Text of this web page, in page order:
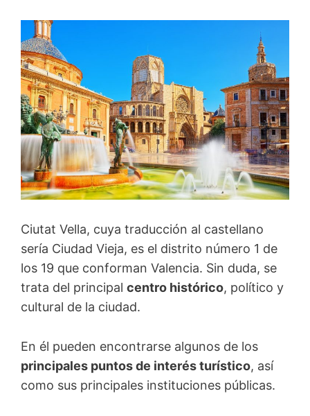
Ciutat Vella, cuya traducción al castellano
sería Ciudad Vieja, es el distrito número 1 de
los 19 que conforman Valencia. Sin duda, se
trata del principal centro histórico, político y
cultural de la ciudad.
En él pueden encontrarse algunos de los
principales puntos de interés turístico, así
como sus principales instituciones públicas.